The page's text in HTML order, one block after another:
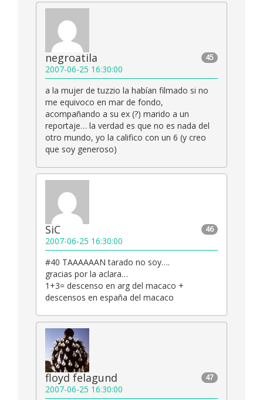
45
negroatila
2007-06-25 16:30:00
a la mujer de tuzzio la habían filmado si no
me equivoco en mar de fondo,
acompañando a su ex (?) marido a un
reportaje… la verdad es que no es nada del
otro mundo, yo la califico con un 6 (y creo
que soy generoso)
46
SiC
2007-06-25 16:30:00
#40 TAAAAAAN tarado no soy….
gracias por la aclara…
1+3= descenso en arg del macaco +
descensos en españa del macaco
47
floyd felagund
2007-06-25 16:30:00